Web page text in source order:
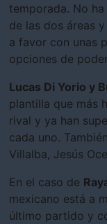
temporada. No
de las dos áreas
a favor con unas
opciones de
Lucas Di Yorio y
plantilla que más
rival y ya han
cada uno.
Villalba, Jesús
En el caso de
mexicano está a
último partido y